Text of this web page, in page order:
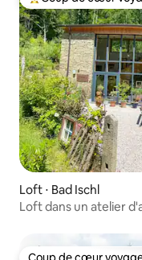
Coups de cœur
Loft ⋅ Bad Ischl
Loft dans un atelier